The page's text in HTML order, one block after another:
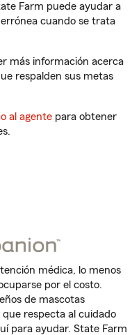
Farm puede ayudar a
cuando se trata
más información acerca
respalden sus metas
al agente para obtener
médica, lo menos
por el costo.
de mascotas
respecta al cuidado
para ayudar. State Farm